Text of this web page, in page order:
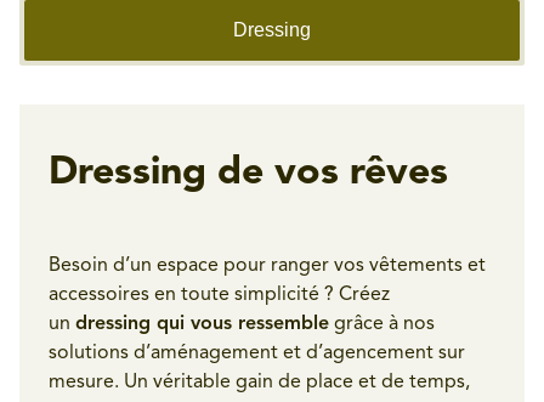
Dressing
Dressing de vos rêves
Besoin d’un espace pour ranger vos vêtements et
accessoires en toute simplicité ? Créez
un dressing qui vous ressemble grâce à nos
solutions d’aménagement et d’agencement sur
mesure. Un véritable gain de place et de temps,